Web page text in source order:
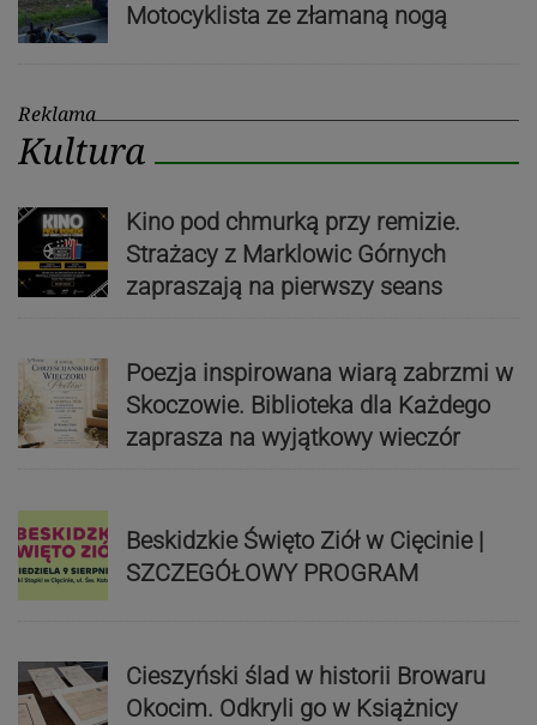
Motocyklista ze złamaną nogą
Reklama
Kultura
Kino pod chmurką przy remizie.
Strażacy z Marklowic Górnych
zapraszają na pierwszy seans
Poezja inspirowana wiarą zabrzmi w
Skoczowie. Biblioteka dla Każdego
zaprasza na wyjątkowy wieczór
Beskidzkie Święto Ziół w Cięcinie |
SZCZEGÓŁOWY PROGRAM
Cieszyński ślad w historii Browaru
Okocim. Odkryli go w Książnicy